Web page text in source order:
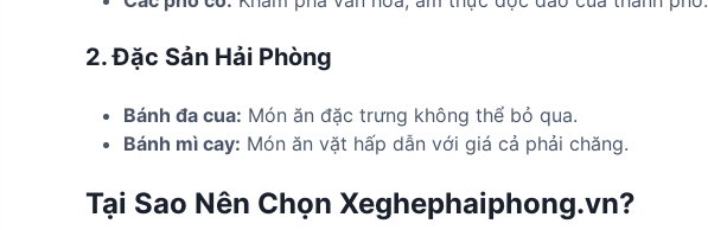
2. Đặc Sản Hải Phòng
Bánh đa cua: Món ăn đặc trưng không thể bỏ qua.
Bánh mì cay: Món ăn vặt hấp dẫn với giá cả phải chăng.
Tại Sao Nên Chọn Xeghephaiphong.vn?